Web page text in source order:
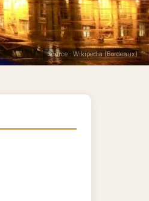
Source : Wikipedia (Bordeaux)